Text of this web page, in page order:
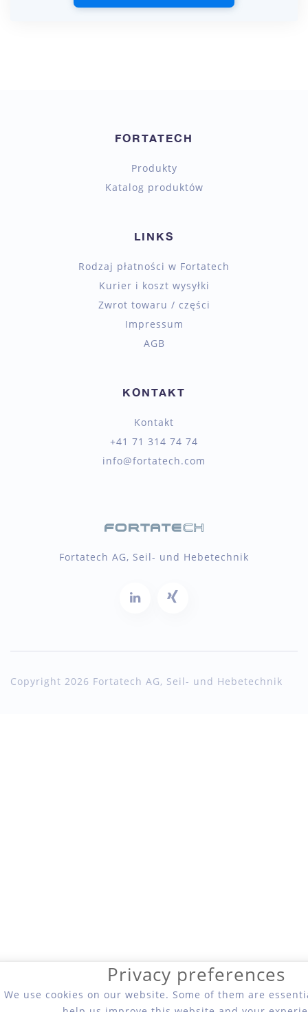
FORTATECH
Produkty
Katalog produktów
LINKS
Rodzaj płatności w Fortatech
Kurier i koszt wysyłki
Zwrot towaru / części
Impressum
AGB
KONTAKT
Kontakt
+41 71 314 74 74
info@fortatech.com
Fortatech AG, Seil- und Hebetechnik
Copyright 2026 Fortatech AG, Seil- und Hebetechnik
Privacy preferences
We use cookies on our website. Some of them are